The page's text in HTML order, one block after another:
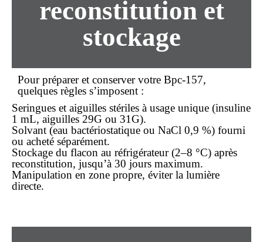
reconstitution et
stockage
Pour préparer et conserver votre Bpc-157,
quelques règles s’imposent :
Seringues et aiguilles stériles à usage unique (insuline
1 mL, aiguilles 29G ou 31G).
Solvant (eau bactériostatique ou NaCl 0,9 %) fourni
ou acheté séparément.
Stockage du flacon au réfrigérateur (2–8 °C) après
reconstitution, jusqu’à 30 jours maximum.
Manipulation en zone propre, éviter la lumière
directe.